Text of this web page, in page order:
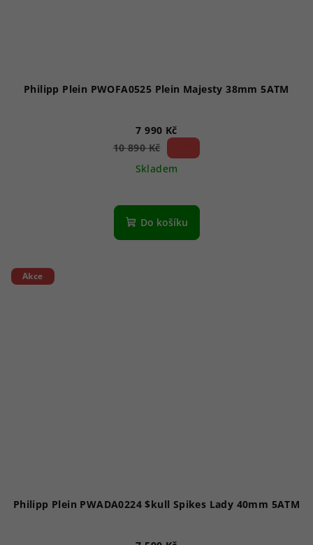
Philipp Plein PWOFA0525 Plein Majesty 38mm 5ATM
7 990 Kč
10 890 Kč
Skladem
Do košíku
Akce
Philipp Plein PWADA0224 $kull Spikes Lady 40mm 5ATM